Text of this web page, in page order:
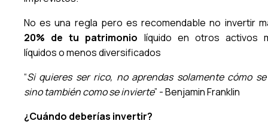
No es una regla pero es recomendable no invertir
20% de tu patrimonio líquido en otros activos
líquidos o menos diversificados
“Si quieres ser rico, no aprendas solamente cómo
sino también como se invierte” - Benjamin Franklin
¿Cuándo deberías invertir?